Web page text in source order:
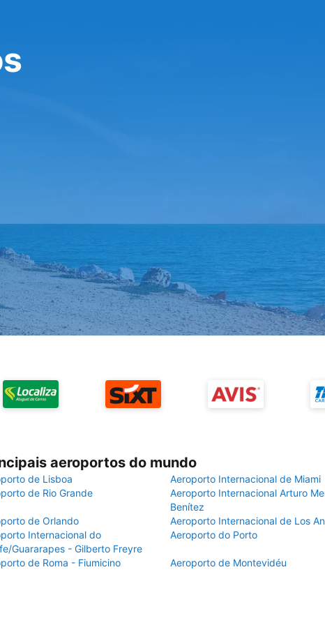
aeroportos do mundo
de Lisboa
Aeroporto Internacional de Miami
de Rio Grande
Aeroporto Internacional Arturo
Benítez
de Orlando
Aeroporto Internacional de Los
Internacional do
Guararapes - Gilberto Freyre
Aeroporto do Porto
de Roma - Fiumicino Aeroporto de Montevidéu